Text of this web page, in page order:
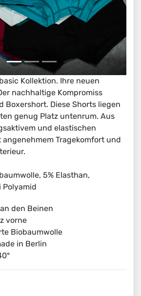
Kollektion. Ihre neuen
nachhaltige Kompromiss
Boxershort. Diese Shorts liegen
genug Platz untenrum. Aus
und elastischen
Tragekomfort und
5% Elasthan,
den Beinen
vorne
Biobaumwolle
in Berlin